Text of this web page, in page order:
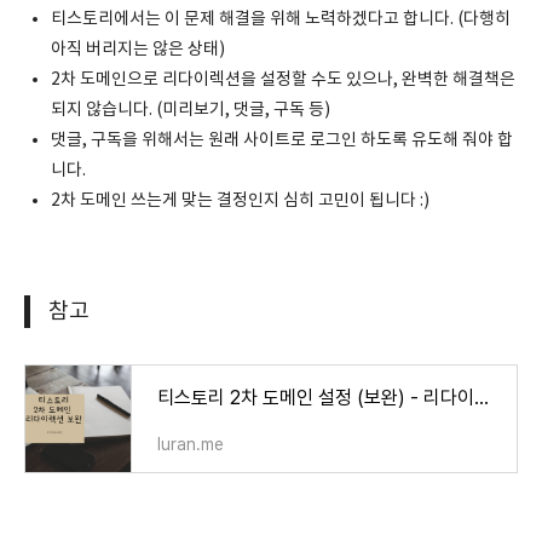
티스토리에서는 이 문제 해결을 위해 노력하겠다고 합니다. (다행히
아직 버리지는 않은 상태)
2차 도메인으로 리다이렉션을 설정할 수도 있으나, 완벽한 해결책은
되지 않습니다. (미리보기, 댓글, 구독 등)
댓글, 구독을 위해서는 원래 사이트로 로그인 하도록 유도해 줘야 합
니다.
2차 도메인 쓰는게 맞는 결정인지 심히 고민이 됩니다 :)
참고
티스토리 2차 도메인 설정 (보완) - 리다이렉션/댓글/구독/미리보기 문제 해결 방법
luran.me